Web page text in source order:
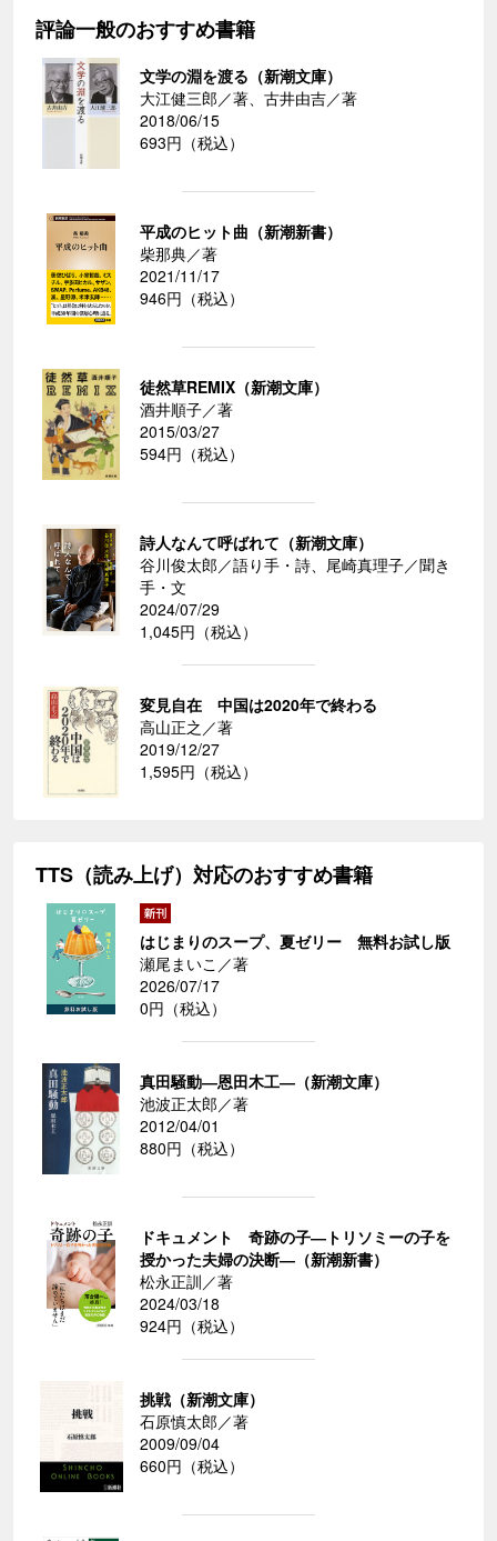
評論一般のおすすめ書籍
文学の淵を渡る（新潮文庫）
大江健三郎／著、古井由吉／著
2018/06/15
693円（税込）
平成のヒット曲（新潮新書）
柴那典／著
2021/11/17
946円（税込）
徒然草REMIX（新潮文庫）
酒井順子／著
2015/03/27
594円（税込）
詩人なんて呼ばれて（新潮文庫）
谷川俊太郎／語り手・詩、尾崎真理子／聞き
手・文
2024/07/29
1,045円（税込）
変見自在 中国は2020年で終わる
高山正之／著
2019/12/27
1,595円（税込）
TTS（読み上げ）対応のおすすめ書籍
はじまりのスープ、夏ゼリー 無料お試し版
瀬尾まいこ／著
2026/07/17
0円（税込）
真田騒動―恩田木工―（新潮文庫）
池波正太郎／著
2012/04/01
880円（税込）
ドキュメント 奇跡の子―トリソミーの子を
授かった夫婦の決断―（新潮新書）
松永正訓／著
2024/03/18
924円（税込）
挑戦（新潮文庫）
石原慎太郎／著
2009/09/04
660円（税込）